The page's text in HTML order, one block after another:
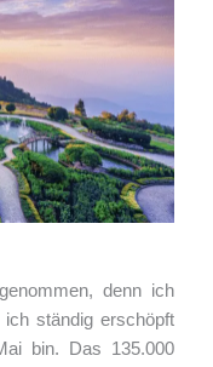
denn ich
ständig erschöpft
bin. Das 135.000